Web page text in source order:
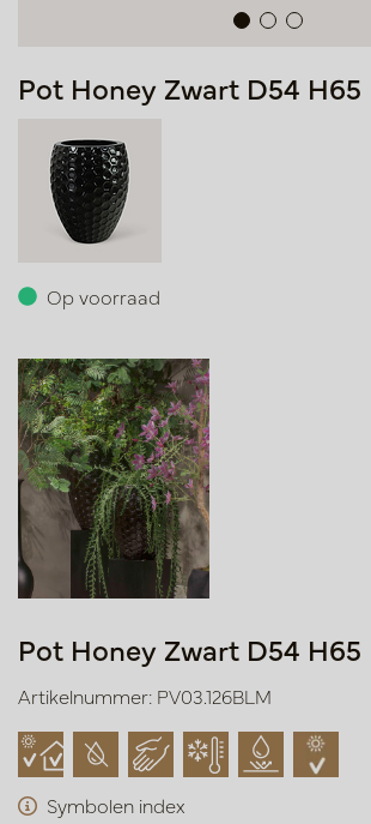
Pot Honey Zwart D54 H65
Op voorraad
Pot Honey Zwart D54 H65
Artikelnummer: PV03.126BLM
Symbolen index